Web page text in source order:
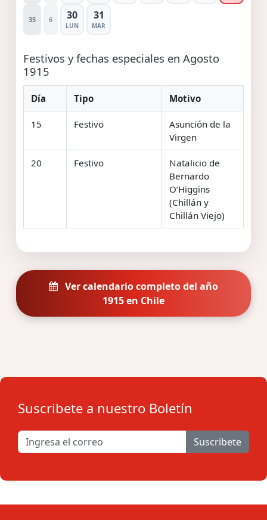
35 6 30
LUN
31
MAR
Festivos y fechas especiales en Agosto
1915
Día Tipo Motivo
15 Festivo
Asunción de la
Virgen
20 Festivo
Natalicio de
Bernardo
O’Higgins
(Chillán y
Chillán Viejo)
Ver calendario completo del año
1915 en Chile
Suscribete a nuestro Boletín
Suscribete